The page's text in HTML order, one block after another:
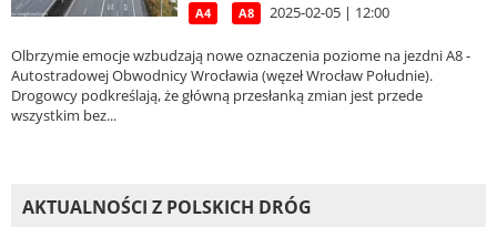
A4 A8 2025-02-05 | 12:00
Olbrzymie emocje wzbudzają nowe oznaczenia poziome na jezdni A8 -
Autostradowej Obwodnicy Wrocławia (węzeł Wrocław Południe).
Drogowcy podkreślają, że główną przesłanką zmian jest przede
wszystkim bez...
AKTUALNOŚCI Z POLSKICH DRÓG